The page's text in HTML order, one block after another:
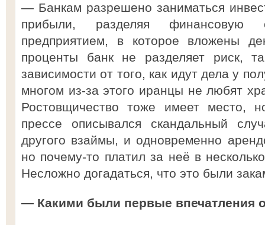
— Банкам разрешено заниматься
прибыли, разделяя финансовую
предприятием, в которое вложены
проценты банк не разделяет риск,
зависимости от того, как идут дела у
многом из-за этого иранцы не любят
Ростовщичество тоже имеет место,
прессе описывался скандальный
другого взаймы, и одновременно
но почему-то платил за неё в
Несложно догадаться, что это были
— Какими были первые впечатления